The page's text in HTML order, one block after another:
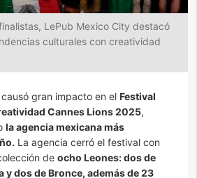
LePub Mexico City destacó
culturales con creatividad
causó gran impacto en el Festival
Cannes Lions 2025,
la agencia mexicana más
La agencia cerró el festival con
de ocho Leones: dos de
y dos de Bronce, además de 23